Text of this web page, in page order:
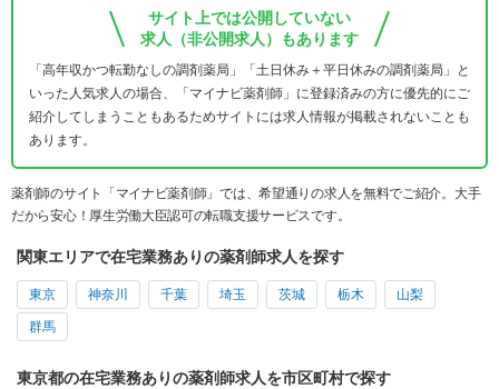
サイト上では公開していない
求人（非公開求人）もあります
「高年収かつ転勤なしの調剤薬局」「土日休み＋平日休みの調剤薬局」と
いった人気求人の場合、「マイナビ薬剤師」に登録済みの方に優先的にご
紹介してしまうこともあるためサイトには求人情報が掲載されないことも
あります。
薬剤師のサイト「マイナビ薬剤師」では、希望通りの求人を無料でご紹介。大手
だから安心！厚生労働大臣認可の転職支援サービスです。
関東エリアで在宅業務ありの薬剤師求人を探す
東京 神奈川 千葉 埼玉 茨城 栃木 山梨
群馬
東京都の在宅業務ありの薬剤師求人を市区町村で探す